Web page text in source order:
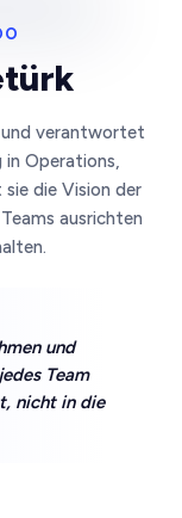
und verantwortet
in Operations,
die Vision der
ausrichten
und
Team
nicht in die